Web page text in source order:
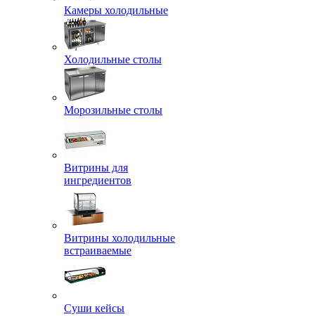
Камеры холодильные
Холодильные столы
Морозильные столы
Витрины для
ингредиентов
Витрины холодильные
встраиваемые
Суши кейсы